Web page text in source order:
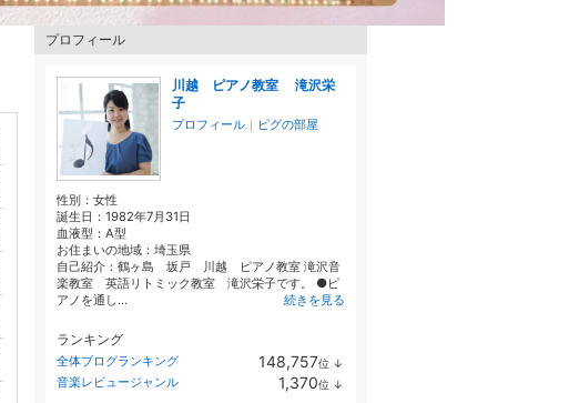
プロフィール
川越 ピアノ教室 滝沢栄
子
プロフィール ｜ ピグの部屋
性別： 女性
誕生日： 1982年7月31日
血液型： A型
お住まいの地域： 埼玉県
自己紹介：鶴ヶ島 坂戸 川越 ピアノ教室 滝沢音
楽教室 英語リトミック教室 滝沢栄子です。 ●ピ
アノを通し...
続きを見る
ランキング
全体ブログランキング 148,757位 ↓
音楽レビュージャンル 1,370位 ↓